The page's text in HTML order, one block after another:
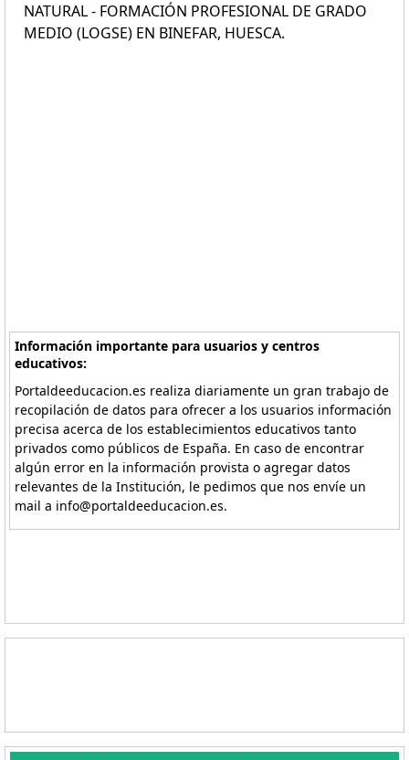
NATURAL - FORMACIÓN PROFESIONAL DE GRADO
MEDIO (LOGSE) EN BINEFAR, HUESCA.
Información importante para usuarios y centros
educativos:
Portaldeeducacion.es realiza diariamente un gran trabajo de
recopilación de datos para ofrecer a los usuarios información
precisa acerca de los establecimientos educativos tanto
privados como públicos de España. En caso de encontrar
algún error en la información provista o agregar datos
relevantes de la Institución, le pedimos que nos envíe un
mail a info@portaldeeducacion.es.